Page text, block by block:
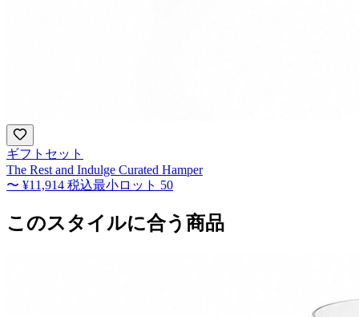
ギフトセット
The Rest and Indulge Curated Hamper
〜 ¥11,914 税込最小ロット 50
このスタイルに合う商品